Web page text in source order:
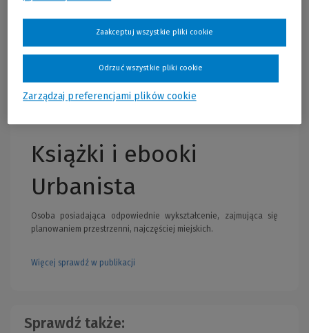
Najniższa cena z 30 dni przed obniżką:
Już od:99,00 zł Więcej
Rok publikacji: 2012
Lista haseł LEX
Książki i ebooki
Urbanista
Osoba posiadająca odpowiednie wykształcenie, zajmująca się
planowaniem przestrzenni, najczęściej miejskich.
Więcej sprawdź w publikacji
Sprawdź także:
Zarządzaj preferencjami plików cookie
Odrzuć wszystkie pliki cookie
Zaakceptuj wszystkie pliki cookie